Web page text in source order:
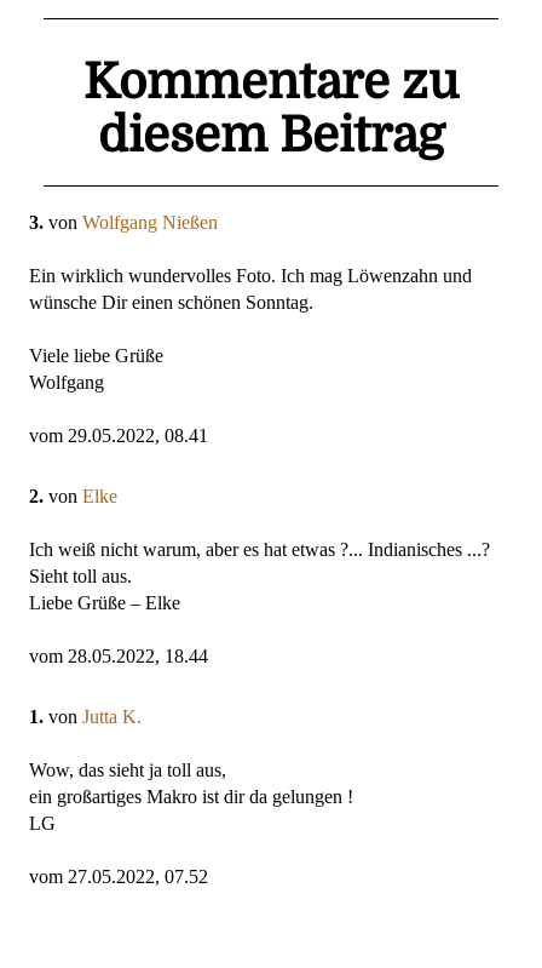
Kommentare zu
diesem Beitrag
3. von Wolfgang Nießen
Ein wirklich wundervolles Foto. Ich mag Löwenzahn und
wünsche Dir einen schönen Sonntag.
Viele liebe Grüße
Wolfgang
vom 29.05.2022, 08.41
2. von Elke
Ich weiß nicht warum, aber es hat etwas ?... Indianisches ...?
Sieht toll aus.
Liebe Grüße – Elke
vom 28.05.2022, 18.44
1. von Jutta K.
Wow, das sieht ja toll aus,
ein großartiges Makro ist dir da gelungen !
LG
vom 27.05.2022, 07.52